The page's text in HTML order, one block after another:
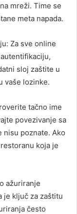
mreži. Time se
meta napada.
Za sve online
sloj zaštite u
vaše lozinke.
tačno ime
povezivanje sa
nisu poznate. Ako
koja je
ažuriranje
je ključ za zaštitu
često